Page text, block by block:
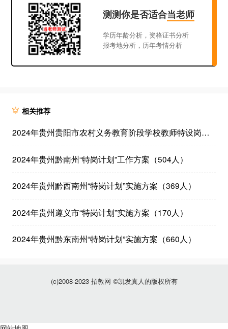
测测你是否适合当老师
学历年龄分析，资格证书分析
报考地分析，历年考情分析
相关推荐
2024年贵州贵阳市农村义务教育阶段学校教师特设岗位计划实施方案（310人）
2024年贵州黔南州“特岗计划”工作方案（504人）
2024年贵州黔西南州“特岗计划”实施方案（369人）
2024年贵州遵义市“特岗计划”实施方案（170人）
2024年贵州黔东南州“特岗计划”实施方案（660人）
(c)2008-2023 招教网 ©凯发真人的版权所有